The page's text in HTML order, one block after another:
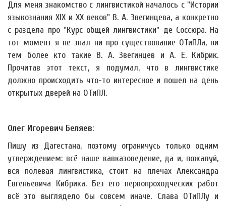
Для меня знакомство с лингвистикой началось с "Истории
языкознания XIX и ХХ веков" В. А. Звегинцева, а конкретно
с раздела про "Курс общей лингвистики" де Соссюра. На
тот момент я не знал ни про существование ОТиПЛа, ни
тем более кто такие В. А. Звегинцев и А. Е. Кибрик.
Прочитав этот текст, я подумал, что в лингвистике
должно происходить что-то интересное и пошел на день
открытых дверей на ОТиПЛ.
Олег Игоревич Беляев:
Пишу из Дагестана, поэтому ограничусь только одним
утверждением: всё наше кавказоведение, да и, пожалуй,
вся полевая лингвистика, стоит на плечах Александра
Евгеньевича Кибрика. Без его первопроходческих работ
всё это выглядело бы совсем иначе. Слава ОТиПЛу и